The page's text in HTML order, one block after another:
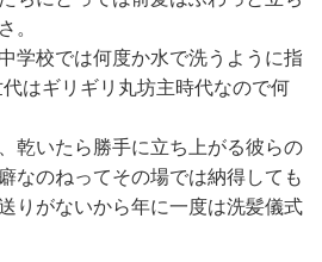
学校では何度か水で洗うように指
はギリギリ丸坊主時代なので何
乾いたら勝手に立ち上がる彼らの
なのねってその場では納得しても
りがないから年に一度は洗髪儀式